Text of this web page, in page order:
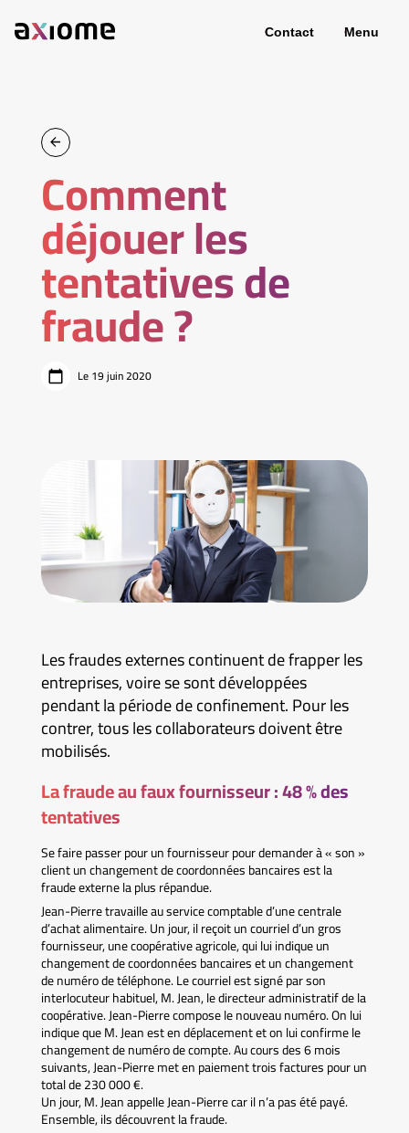
Contact Menu
Comment
déjouer les
tentatives de
fraude ?
Le 19 juin 2020
Les fraudes externes continuent de frapper les
entreprises, voire se sont développées
pendant la période de confinement. Pour les
contrer, tous les collaborateurs doivent être
mobilisés.
La fraude au faux fournisseur : 48 % des
tentatives
Se faire passer pour un fournisseur pour demander à « son »
client un changement de coordonnées bancaires est la
fraude externe la plus répandue.
Jean-Pierre travaille au service comptable d’une centrale
d’achat alimentaire. Un jour, il reçoit un courriel d’un gros
fournisseur, une coopérative agricole, qui lui indique un
changement de coordonnées bancaires et un changement
de numéro de téléphone. Le courriel est signé par son
interlocuteur habituel, M. Jean, le directeur administratif de la
coopérative. Jean-Pierre compose le nouveau numéro. On lui
indique que M. Jean est en déplacement et on lui confirme le
changement de numéro de compte. Au cours des 6 mois
suivants, Jean-Pierre met en paiement trois factures pour un
total de 230 000 €.
Un jour, M. Jean appelle Jean-Pierre car il n’a pas été payé.
Ensemble, ils découvrent la fraude.